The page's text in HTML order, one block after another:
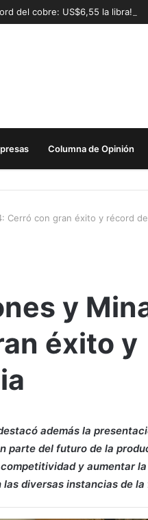
del cobre: US$6,55 la libra!
Columna de Opinión
Cerró con gran éxito y récord
y
éxito y
además la
parte del futuro de la
y aumentar
diversas instancias de la